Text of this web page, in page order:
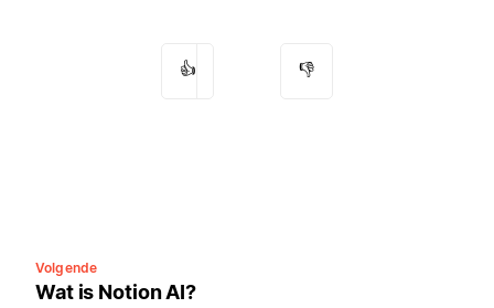
👍 👎
Volgende
Wat is Notion AI?